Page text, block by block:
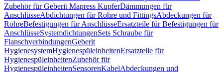
Zubehör für Geberit Mapress KupferDämmungen für
AnschlüsseAbdichtungen für Rohre und FittingsAbdeckungen für
RohreBefestigungen für AnschlüsseErsatzteile für Befestigungen für
AnschlüsseSystemdichtungenSets Schraube für
FlanschverbindungenGeberit
HygienesystemHygienespüleinheitenErsatzteile für
HygienespüleinheitenZubehör für
HygienespüleinheitenSensorenKabelAbdeckungen und